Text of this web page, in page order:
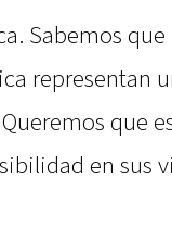
Sabemos
representan
que
en sus